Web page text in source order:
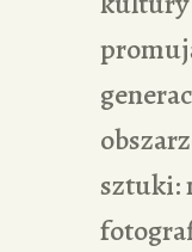
sztuki: